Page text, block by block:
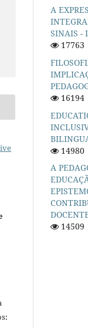
A
SINAIS -
17763
16194
14980
A
14509